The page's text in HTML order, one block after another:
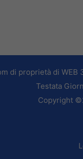
di proprietà di WEB
Testata
Copyright